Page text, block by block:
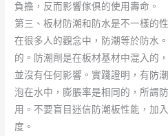
負擔，反而影響傢俱的使用壽命。
第三、板材防潮和防水是不一樣的
在很多人的觀念中，防潮等於防水
的。防潮劑是在板材基材中混入的
並沒有任何影響。實踐證明，有防
泡在水中，膨脹率是相同的，所謂
用。不要盲目迷信防潮板性能，加
度。